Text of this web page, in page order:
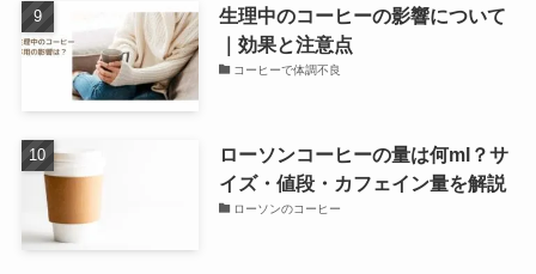
生理中のコーヒーの影響について
｜効果と注意点
コーヒーで体調不良
ローソンコーヒーの量は何ml？サ
イズ・値段・カフェイン量を解説
ローソンのコーヒー